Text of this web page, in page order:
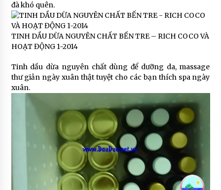
đà khó quên.
TINH DẦU DỪA NGUYÊN CHẤT BẾN TRE – RICH COCO VÀ
HOẠT ĐỘNG 1-2014
Tinh dầu dừa nguyên chất dùng để dưỡng da, massage
thư giản ngày xuân thật tuyệt cho các bạn thích spa ngày
xuân.